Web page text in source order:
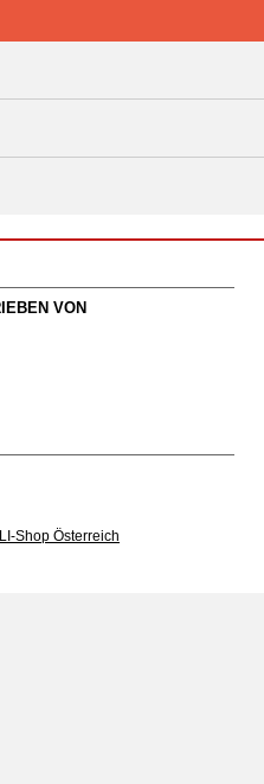
VON
Shop Österreich